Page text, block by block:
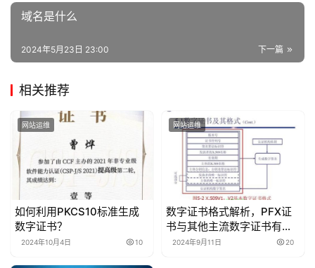
域名是什么
下一篇
2024年5月23日 23:00
相关推荐
网站运维
如何利用PKCS10标准生成
数字证书？
2024年10月4日 10
网站运维
数字证书格式解析，PFX证
书与其他主流数字证书有何
区别？
2024年9月11日 20